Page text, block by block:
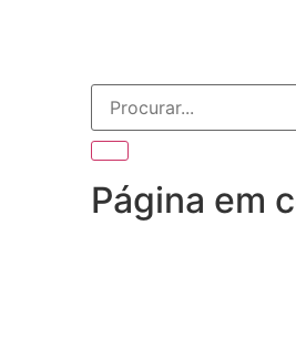
Página em